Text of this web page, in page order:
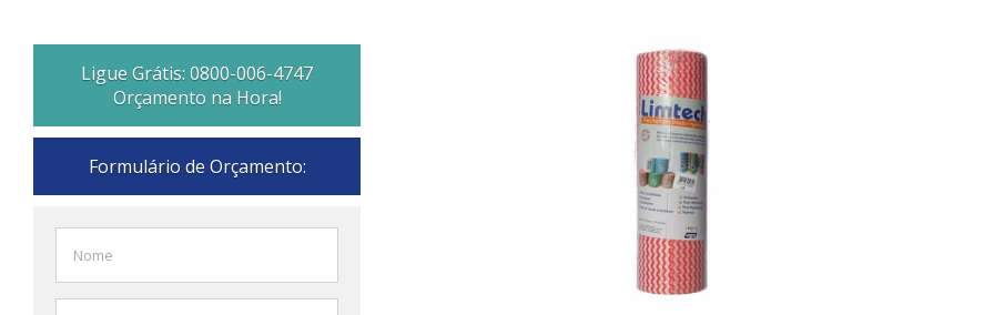
Ligue Grátis: 0800-006-4747
Orçamento na Hora!
Formulário de Orçamento: